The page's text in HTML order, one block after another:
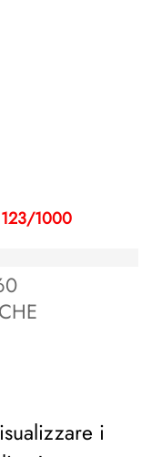
123/1000
i